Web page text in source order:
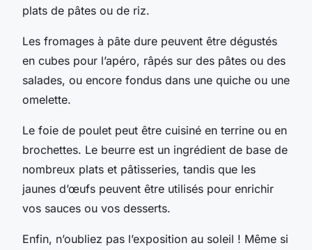
plats de pâtes ou de riz.
Les fromages à pâte dure peuvent être dégustés
en cubes pour l’apéro, râpés sur des pâtes ou des
salades, ou encore fondus dans une quiche ou une
omelette.
Le foie de poulet peut être cuisiné en terrine ou en
brochettes. Le beurre est un ingrédient de base de
nombreux plats et pâtisseries, tandis que les
jaunes d’œufs peuvent être utilisés pour enrichir
vos sauces ou vos desserts.
Enfin, n’oubliez pas l’exposition au soleil ! Même si